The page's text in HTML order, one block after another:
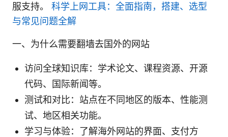
服支持。 科学上网工具：全面指南，搭建、选型
与常见问题全解
一、为什么需要翻墙去国外的网站
访问全球知识库：学术论文、课程资源、开源
代码、国际新闻等。
测试和对比：站点在不同地区的版本、性能测
试、地区相关功能。
学习与体验：了解海外网站的界面、支付方